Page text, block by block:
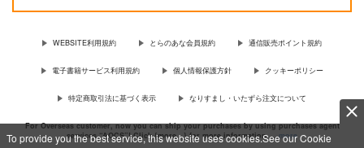
To provide you the best service, this website uses cookies.See our Cookie
WEBSITE利用規約 とらのあな会員規約 通信販売ポイント規約
電子書籍サービス利用規約 個人情報保護方針 クッキーポリシー
特定商取引法に基づく表示 なりすまし・いたずら注文について
For Overseas customer, now you can ship your purchases by using purchases agent
services “AOCS”! Click {more…} for more information …more